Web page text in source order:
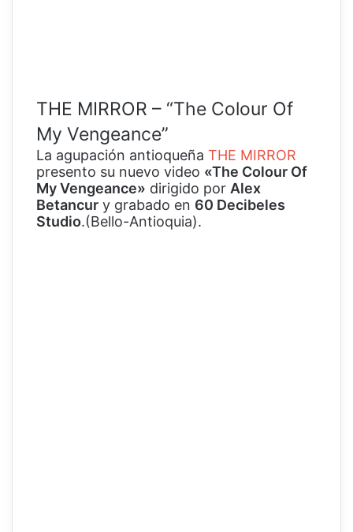
THE MIRROR – “The Colour Of
My Vengeance”
La agupación antioqueña THE MIRROR
presento su nuevo video «The Colour Of
My Vengeance» dirigido por Alex
Betancur y grabado en 60 Decibeles
Studio.(Bello-Antioquia).